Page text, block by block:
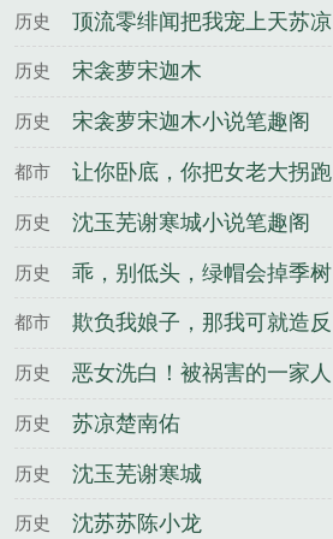
谢玉霍寒全文完整版
历史
顶流零绯闻把我宠上天苏凉
楚南佑全文完整版
历史 宋衾萝宋迦木
历史 宋衾萝宋迦木小说笔趣阁
都市
让你卧底，你把女老大拐跑
了？
历史 沈玉芜谢寒城小说笔趣阁
历史
乖，别低头，绿帽会掉季树
宋涧雪全文完整版
都市
欺负我娘子，那我可就造反
了
历史
恶女洗白！被祸害的一家人
有救了陆青青姬如砚全文完
整版
历史 苏凉楚南佑
历史 沈玉芜谢寒城
历史 沈苏苏陈小龙